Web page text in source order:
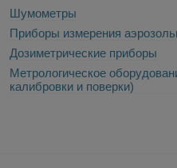
Шумометры
Приборы измерения
Дозиметрические приборы
Метрологическое
калибровки и поверки)